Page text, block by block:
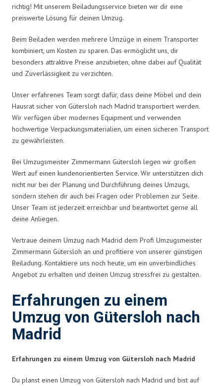
richtig! Mit unserem Beiladungsservice bieten wir dir eine
preiswerte Lösung für deinen Umzug.
Beim Beiladen werden mehrere Umzüge in einem Transporter
kombiniert, um Kosten zu sparen. Das ermöglicht uns, dir
besonders attraktive Preise anzubieten, ohne dabei auf Qualität
und Zuverlässigkeit zu verzichten.
Unser erfahrenes Team sorgt dafür, dass deine Möbel und dein
Hausrat sicher von Gütersloh nach Madrid transportiert werden.
Wir verfügen über modernes Equipment und verwenden
hochwertige Verpackungsmaterialien, um einen sicheren Transport
zu gewährleisten.
Bei Umzugsmeister Zimmermann Gütersloh legen wir großen
Wert auf einen kundenorientierten Service. Wir unterstützen dich
nicht nur bei der Planung und Durchführung deines Umzugs,
sondern stehen dir auch bei Fragen oder Problemen zur Seite.
Unser Team ist jederzeit erreichbar und beantwortet gerne all
deine Anliegen.
Vertraue deinem Umzug nach Madrid dem Profi Umzugsmeister
Zimmermann Gütersloh an und profitiere von unserer günstigen
Beiladung. Kontaktiere uns noch heute, um ein unverbindliches
Angebot zu erhalten und deinen Umzug stressfrei zu gestalten.
Erfahrungen zu einem
Umzug von Gütersloh nach
Madrid
Erfahrungen zu einem Umzug von Gütersloh nach Madrid
Du planst einen Umzug von Gütersloh nach Madrid und bist auf